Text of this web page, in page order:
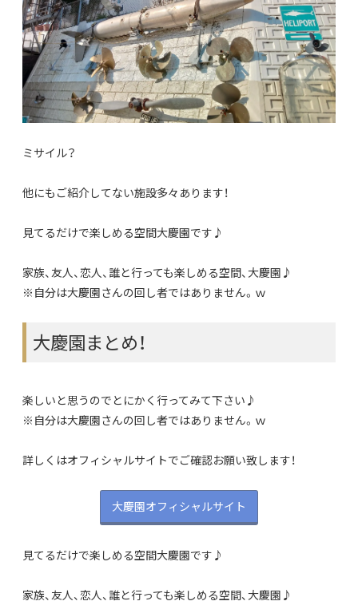
ミサイル？
他にもご紹介してない施設多々あります！
見てるだけで楽しめる空間大慶園です♪
家族、友人、恋人、誰と行っても楽しめる空間、大慶園♪
※自分は大慶園さんの回し者ではありません。ｗ
大慶園まとめ！
楽しいと思うのでとにかく行ってみて下さい♪
※自分は大慶園さんの回し者ではありません。ｗ
詳しくはオフィシャルサイトでご確認お願い致します！
大慶園オフィシャルサイト
見てるだけで楽しめる空間大慶園です♪
家族、友人、恋人、誰と行っても楽しめる空間、大慶園♪